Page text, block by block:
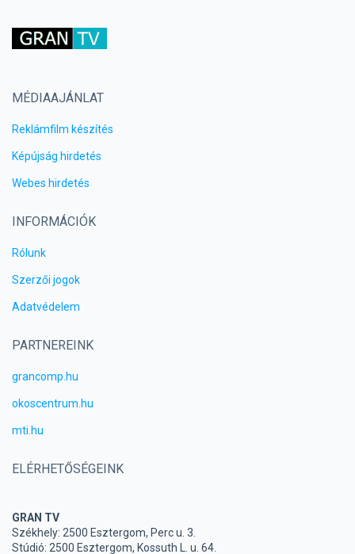
MÉDIAAJÁNLAT
Reklámfilm készítés
Képújság hirdetés
Webes hirdetés
INFORMÁCIÓK
Rólunk
Szerzői jogok
Adatvédelem
PARTNEREINK
grancomp.hu
okoscentrum.hu
mti.hu
ELÉRHETŐSÉGEINK
GRAN TV
Székhely: 2500 Esztergom, Perc u. 3.
Stúdió: 2500 Esztergom, Kossuth L. u. 64.